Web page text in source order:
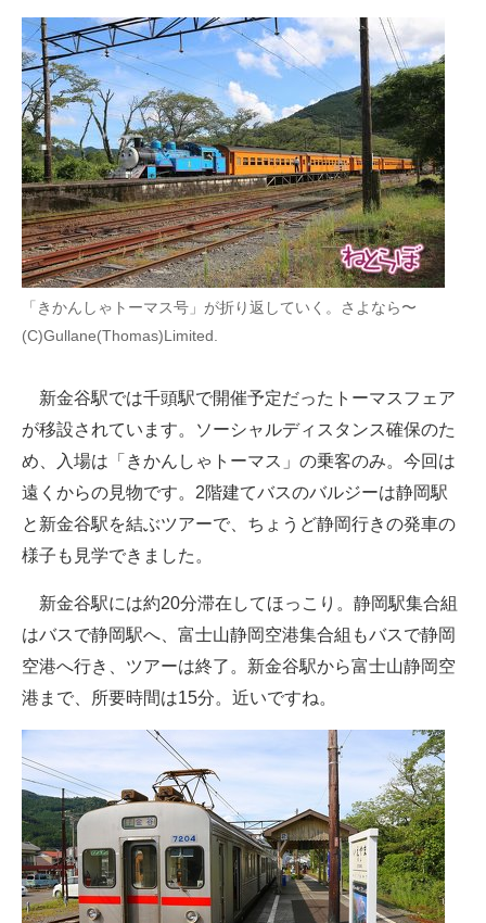
「きかんしゃトーマス号」が折り返していく。さよなら〜
(C)Gullane(Thomas)Limited.
新金谷駅では千頭駅で開催予定だったトーマスフェア
が移設されています。ソーシャルディスタンス確保のた
め、入場は「きかんしゃトーマス」の乗客のみ。今回は
遠くからの見物です。2階建てバスのバルジーは静岡駅
と新金谷駅を結ぶツアーで、ちょうど静岡行きの発車の
様子も見学できました。
新金谷駅には約20分滞在してほっこり。静岡駅集合組
はバスで静岡駅へ、富士山静岡空港集合組もバスで静岡
空港へ行き、ツアーは終了。新金谷駅から富士山静岡空
港まで、所要時間は15分。近いですね。